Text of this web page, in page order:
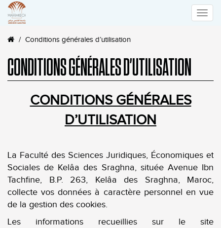
Toggle
Conditions générales d’utilisation
CONDITIONS GÉNÉRALES D’UTILISATION
CONDITIONS GÉNÉRALES
D’UTILISATION
La Faculté des Sciences Juridiques, Économiques et
Sociales de Kelâa des Sraghna, située Avenue Ibn
Tachfine, B.P. 263, Kelâa des Sraghna, Maroc,
collecte vos données à caractère personnel en vue
de la gestion des cookies.
Les informations recueillies sur le site